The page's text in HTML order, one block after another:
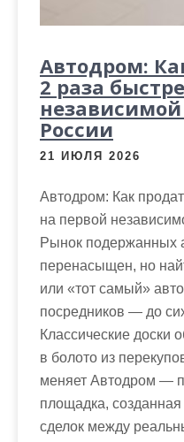
Автодром:
2 раза
России
21 ИЮЛЯ 2026
Автодром: Как
на первой
Рынок подержанных
перенасыщен, но
или «тот самый»
посредников — до
Классические доски
в болото из
меняет Автодром —
площадка,
сделок между